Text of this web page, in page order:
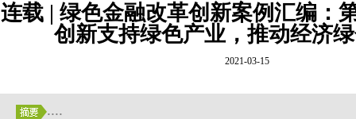
连载 | 绿色金融改革创新案例汇编：
创新支持绿色产业，推动经济
2021-03-15
....